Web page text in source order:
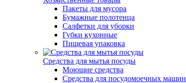
Пакеты для мусора
Бумажные полотенца
Салфетки для уборки
Губки кухонные
Пищевая упаковка
Средства для мытья посуды
Моющие средства
Средства для посудомоечных машин